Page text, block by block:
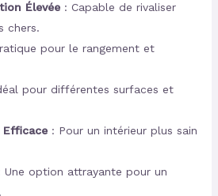
Élevée: Capable de rivaliser
chers.
pour le rangement et
pour différentes surfaces et
: Pour un intérieur plus sain
option attrayante pour un